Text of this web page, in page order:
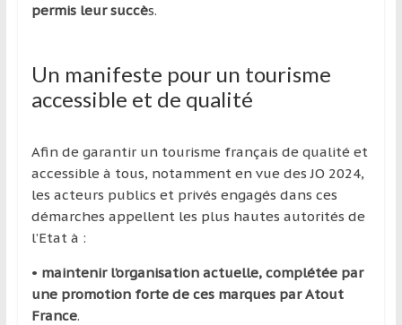
permis leur succès.
Un manifeste pour un tourisme
accessible et de qualité
Afin de garantir un tourisme français de qualité et
accessible à tous, notamment en vue des JO 2024,
les acteurs publics et privés engagés dans ces
démarches appellent les plus hautes autorités de
l’Etat à :
• maintenir l’organisation actuelle, complétée par
une promotion forte de ces marques par Atout
France.